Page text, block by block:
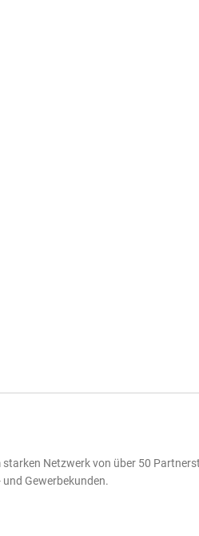
Netzwerk von über 50
Gewerbekunden.